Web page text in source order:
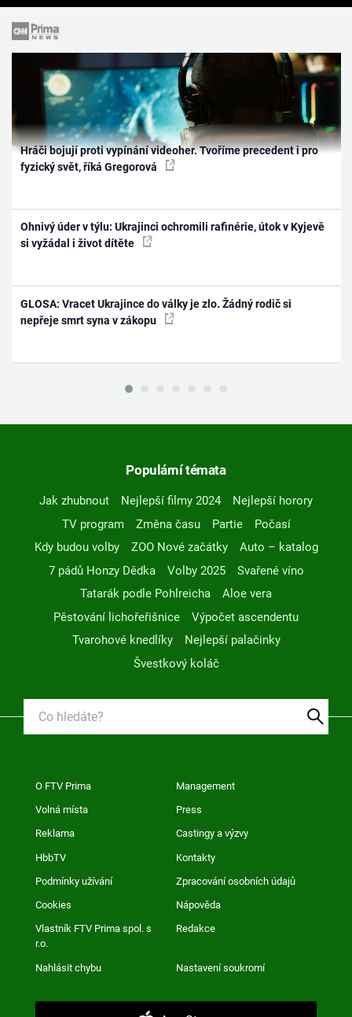
Hráči bojují proti vypínání videoher. Tvoříme precedent i pro
fyzický svět, říká Gregorová
Ohnivý úder v týlu: Ukrajinci ochromili rafinérie, útok v Kyjevě
si vyžádal i život dítěte
GLOSA: Vracet Ukrajince do války je zlo. Žádný rodič si
nepřeje smrt syna v zákopu
Populární témata
Jak zhubnout Nejlepší filmy 2024
Nejlepší horory
TV program
Změna času Partie
Počasí
Kdy budou volby
ZOO Nové začátky
Auto – katalog
7 pádů Honzy Dědka
Volby 2025
Svařené víno
Tatarák podle Pohlreicha
Aloe vera
Pěstování lichořeřišnice
Výpočet ascendentu
Tvarohové knedlíky
Nejlepší palačinky
Švestkový koláč
O FTV Prima Management
Volná místa Press
Reklama Castingy a výzvy
HbbTV Kontakty
Podmínky užívání Zpracování osobních údajů
Cookies Nápověda
Vlastník FTV Prima spol. s
r.o.
Redakce
Nahlásit chybu Nastavení soukromí